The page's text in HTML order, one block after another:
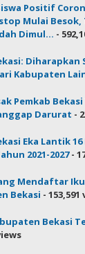
Positif
Mulai
Dimul... -
Diharapkan
Kabupaten
Pemkab
Darurat -
Eka Lantik
2021-2027-
Mendaftar
Bekasi - 153,591
Bekasi